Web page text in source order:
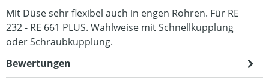
Mit Düse sehr flexibel auch in engen Rohren. Für RE
232 - RE 661 PLUS. Wahlweise mit Schnellkupplung
oder Schraubkupplung.
Bewertungen